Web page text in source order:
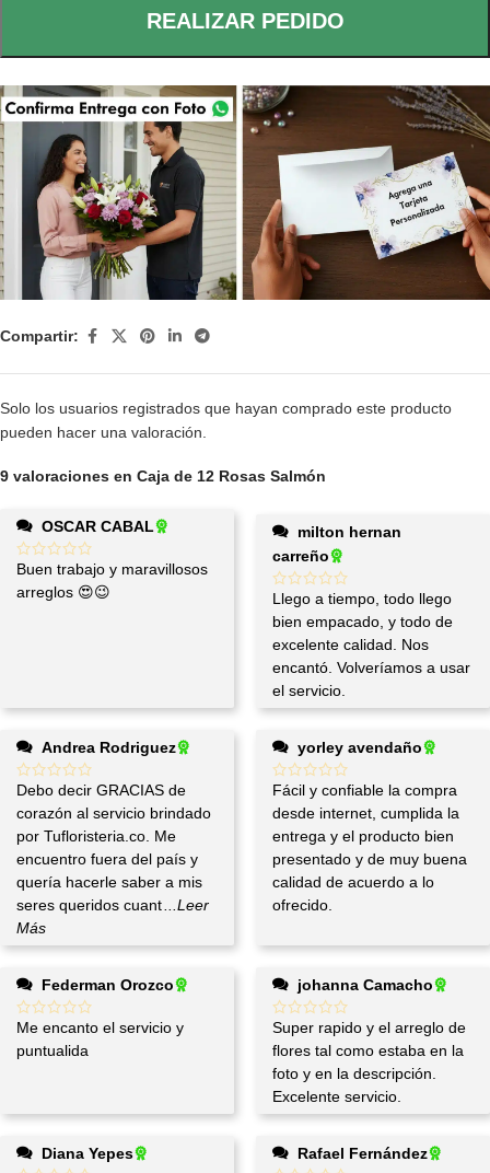
REALIZAR PEDIDO
Compartir:
9 valoraciones en Caja de 12 Rosas Salmón
OSCAR CABAL
Buen trabajo y maravillosos
arreglos 😍😉
carreño
Llego a tiempo, todo llego
bien empacado, y todo de
excelente calidad. Nos
encantó. Volveríamos a usar
el servicio.
Andrea Rodriguez
Debo decir GRACIAS de
corazón al servicio brindado
por Tufloristeria.co. Me
encuentro fuera del país y
quería hacerle saber a mis
seres queridos cuant
...Leer
Más
yorley avendaño
Fácil y confiable la compra
desde internet, cumplida la
entrega y el producto bien
presentado y de muy buena
calidad de acuerdo a lo
ofrecido.
Federman Orozco
Me encanto el servicio y
puntualida
johanna Camacho
Super rapido y el arreglo de
flores tal como estaba en la
foto y en la descripción.
Excelente servicio.
Diana Yepes Rafael Fernández
Solo los usuarios registrados que hayan comprado este producto
pueden hacer una valoración.